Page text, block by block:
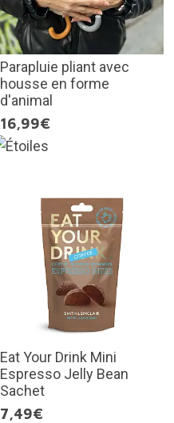
Parapluie pliant avec
housse en forme
d'animal
16,99€
Eat Your Drink Mini
Espresso Jelly Bean
Sachet
7,49€